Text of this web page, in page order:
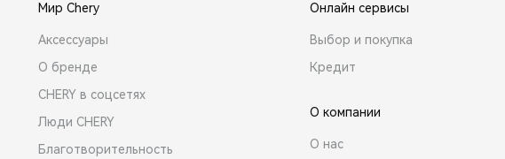
Мир Chery
Аксессуары
О бренде
CHERY в соцсетях
Люди CHERY
Благотворительность
Онлайн сервисы
Выбор и покупка
Кредит
О компании
О нас